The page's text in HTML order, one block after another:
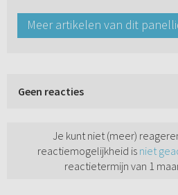
Meer artikelen van dit
Geen reacties
Je kunt niet (meer)
reactiemogelijkheid is niet
reactietermijn van 1